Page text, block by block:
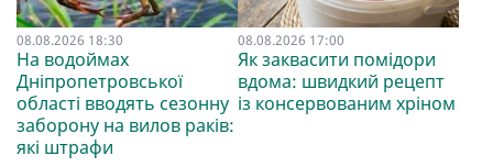
08.08.2026 18:30
На водоймах
Дніпропетровської
області вводять сезонну
заборону на вилов раків:
які штрафи
08.08.2026 17:00
Як заквасити помідори
вдома: швидкий рецепт
із консервованим хріном